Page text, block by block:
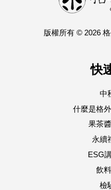
版權所有 © 2026
快
中
什麼是格
果茶
永續
ESG
飲
檢